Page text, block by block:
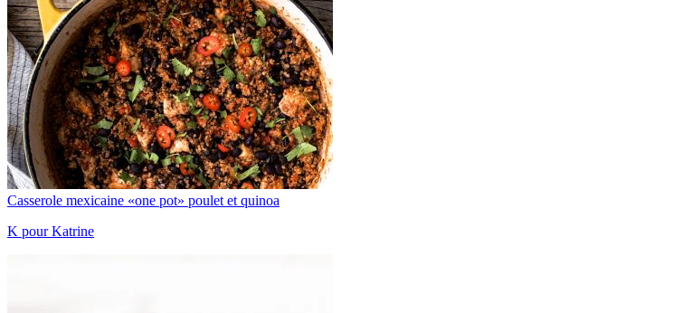
Casserole mexicaine «one pot» poulet et quinoa
K pour Katrine